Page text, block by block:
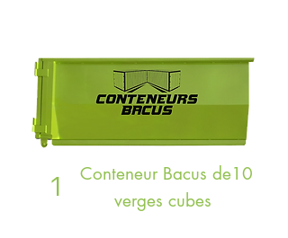
1
Conteneur Bacus de10
verges cubes